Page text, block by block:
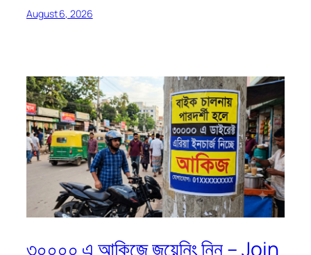
August 6, 2026
৩০০০০ এ আকিজে জয়েনিং নিন – Join